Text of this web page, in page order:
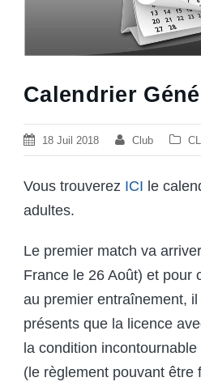
Calendrier
18 Juil 2018 Club
Vous trouverez ICI le
adultes.
Le premier match va
France le 26 Août) et pour
au premier entraînement,
présents que la licence
la condition
(le règlement pouvant être